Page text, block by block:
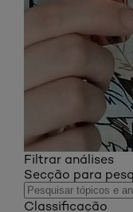
Filtrar análises
Secção para
Classificação